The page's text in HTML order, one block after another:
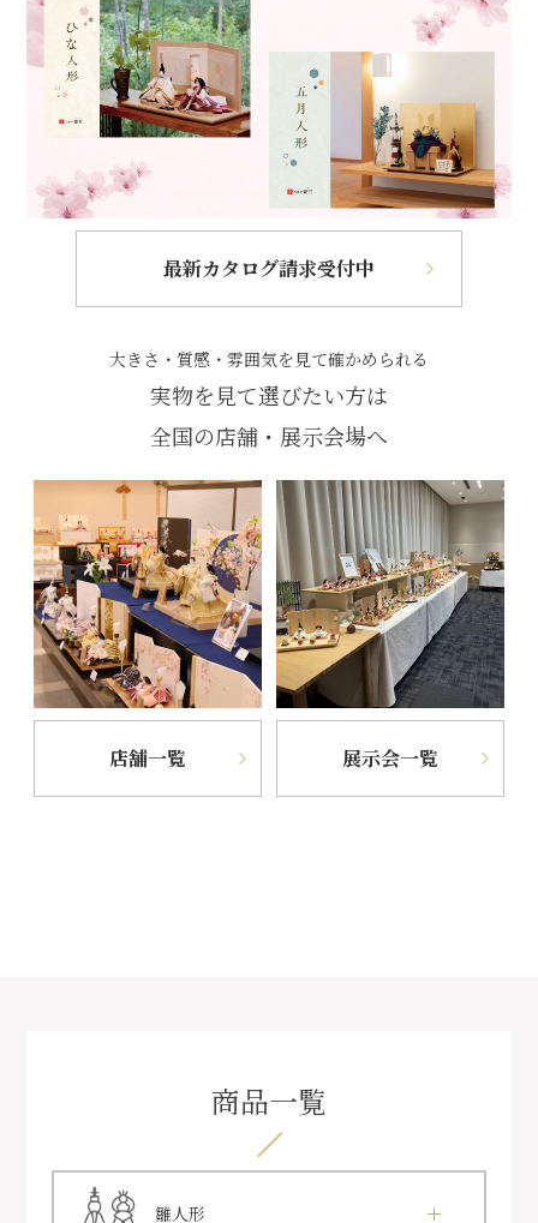
最新カタログ請求受付中
大きさ・質感・雰囲気を見て確かめられる
実物を見て選びたい方は
全国の店舗・展示会場へ
店舗一覧 展示会一覧
商品一覧
雛人形